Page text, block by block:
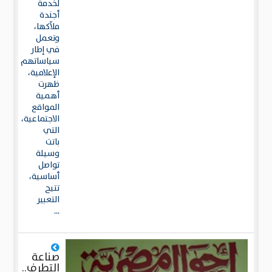
لخدمة
أجندة
ملاّكها،
وتعمل
في إطار
سياساتهم
الإعلامية،
ظهرت
أهمية
المواقع
الاجتماعية،
التي
باتت
وسيلة
تواصل
أساسية،
تتيح
التعبير
...
صناعة
التطرف..